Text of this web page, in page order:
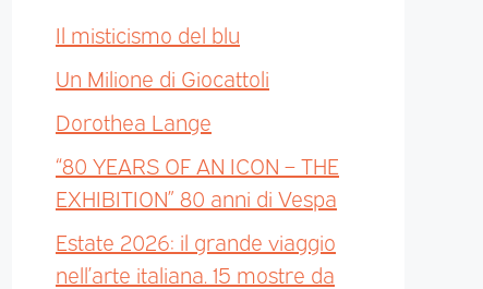
Il misticismo del blu
Un Milione di Giocattoli
Dorothea Lange
“80 YEARS OF AN ICON – THE
EXHIBITION” 80 anni di Vespa
Estate 2026: il grande viaggio
nell’arte italiana. 15 mostre da